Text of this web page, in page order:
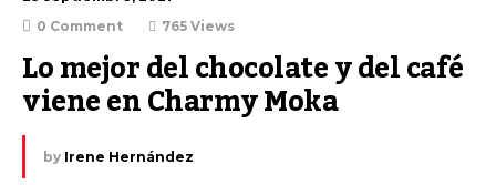
0 Comment
765 Views
Lo mejor del chocolate y del café
viene en Charmy Moka
by Irene Hernández